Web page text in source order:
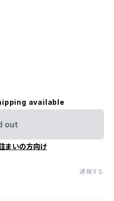
available
out
まいの方向け
通報する